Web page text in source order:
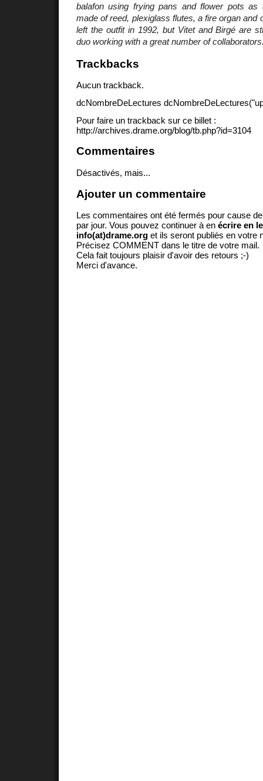
balafon using frying pans and flower pots as
made of reed, plexiglass flutes, a fire organ and
left the outfit in 1992, but Vitet and Birgé are
duo working with a great number of
Trackbacks
Aucun trackback.
dcNombreDeLectures
Pour faire un trackback sur ce billet :
http://archives.drame.org/blog/tb.php?id=3104
Commentaires
Désactivés, mais...
Ajouter un commentaire
Les commentaires ont été fermés pour cause
par jour. Vous pouvez continuer à en écrire en
info(at)drame.org et ils seront publiés en votre
Précisez COMMENT dans le titre de votre mail.
Cela fait toujours plaisir d'avoir des retours ;-)
Merci d'avance.